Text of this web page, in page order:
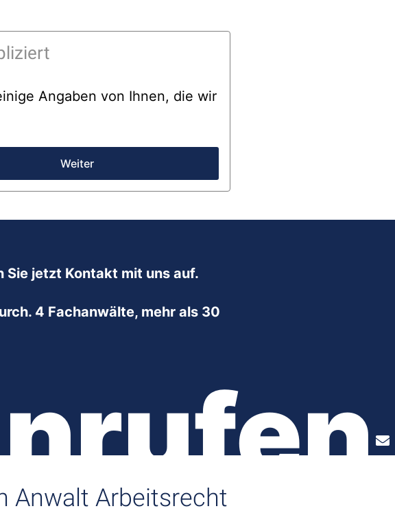
Angaben von Ihnen, die wir
Weiter
Sie jetzt Kontakt mit uns auf.
4 Fachanwälte, mehr als 30
Anwalt Arbeitsrecht